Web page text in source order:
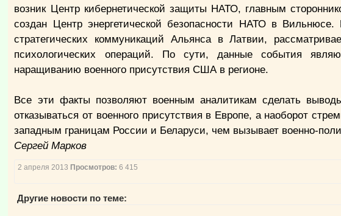
возник Центр кибернетической защиты НАТО, главным
создан Центр энергетической безопасности НАТО в
стратегических коммуникаций Альянса в Латвии,
психологических операций. По сути, данные события
наращиванию военного присутствия США в регионе.
Все эти факты позволяют военным аналитикам сделать
отказываться от военного присутствия в Европе, а наоборот
западным границам России и Беларуси, чем вызывает военно-
Сергей Марков
2 апреля 2013 Просмотров: 6 415
Другие новости по теме: